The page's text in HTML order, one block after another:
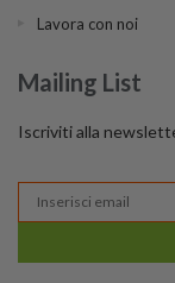
Lavora con noi
Mailing List
Iscriviti alla